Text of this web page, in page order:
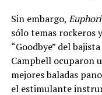
Sin embargo,
sólo temas rockeros
“Goodbye” del
Campbell ocuparon
mejores baladas
el estimulante